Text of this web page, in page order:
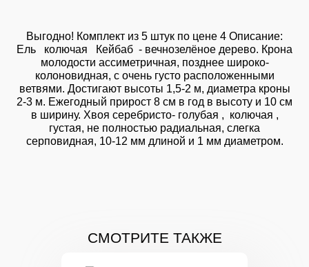
Выгодно! Комплект из 5 штук по цене 4 Описание:
Ель колючая Кейбаб - вечнозелёное дерево. Крона
молодости ассиметричная, позднее широко-
колоновидная, с очень густо расположенными
ветвями. Достигают высоты 1,5-2 м, диаметра кроны
2-3 м. Ежегодный прирост 8 см в год в высоту и 10 см
в ширину. Хвоя серебристо- голубая , колючая ,
густая, не полностью радиальная, слегка
серповидная, 10-12 мм длиной и 1 мм диаметром.
СМОТРИТЕ ТАКЖЕ